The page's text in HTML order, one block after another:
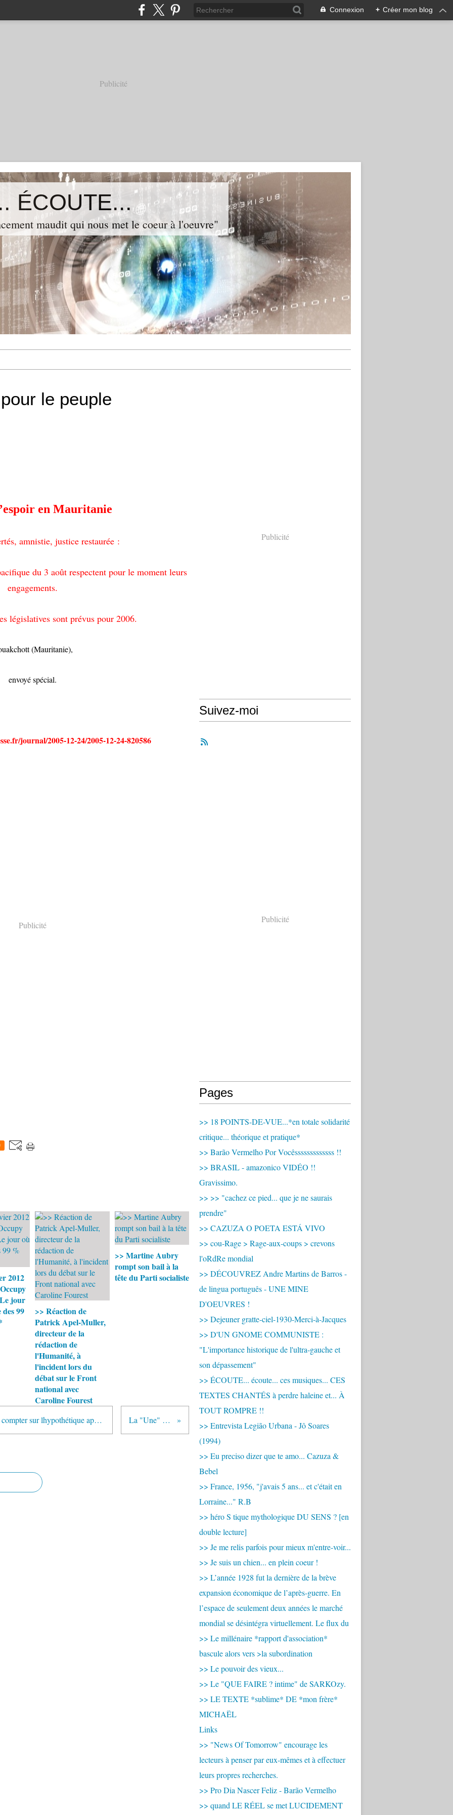
Connexion + Créer mon blog
Publicité
ÉCOUTE...
maudit qui nous met le coeur à l'oeuvre"
le peuple
en Mauritanie
amnistie, justice restaurée :
du 3 août respectent pour le moment leurs
engagements.
législatives sont prévus pour 2006.
(Mauritanie),
envoyé spécial.
journal/2005-12-24/2005-12-24-820586
Publicité
2012
jour
99
>> Réaction de
Patrick Apel-Muller,
directeur de la
rédaction de
l'Humanité, à
l'incident lors du
débat sur le Front
national avec
Caroline Fourest
>> Martine Aubry
rompt son bail à la
tête du Parti socialiste
"Saider les uns les autres avant de compter sur lhypothétique appui du Ciel. CEST DE CELA , chante la tradition communiste, QUE VIENDRA LE SALUT COMMUN" La "Une" de l'Huma du 26 Décembre.
Publicité
Suivez-moi
Publicité
Pages
>> 18 POINTS-DE-VUE...*en totale solidarité
critique... théorique et pratique*
>> Barão Vermelho Por Vocêsssssssssssss !!
>> BRASIL - amazonico VIDÉO !!
Gravissimo.
>> >> "cachez ce pied... que je ne saurais
prendre"
>> CAZUZA O POETA ESTÁ VIVO
>> cou-Rage > Rage-aux-coups > crevons
l'oRdRe mondial
>> DÉCOUVREZ Andre Martins de Barros -
de lingua português - UNE MINE
D'OEUVRES !
>> Dejeuner gratte-ciel-1930-Merci-à-Jacques
>> D'UN GNOME COMMUNISTE :
"L'importance historique de l'ultra-gauche et
son dépassement"
>> ÉCOUTE... écoute... ces musiques... CES
TEXTES CHANTÉS à perdre haleine et... À
TOUT ROMPRE !!
>> Entrevista Legião Urbana - Jô Soares
(1994)
>> Eu preciso dizer que te amo... Cazuza &
Bebel
>> France, 1956, "j'avais 5 ans... et c'était en
Lorraine..." R.B
>> héro S tique mythologique DU SENS ? [en
double lecture]
>> Je me relis parfois pour mieux m'entre-voir...
>> Je suis un chien... en plein coeur !
>> L’année 1928 fut la dernière de la brève
expansion économique de l’après-guerre. En
l’espace de seulement deux années le marché
mondial se désintégra virtuellement. Le flux du
>> Le millénaire *rapport d'association*
bascule alors vers >la subordination
>> Le pouvoir des vieux...
>> Le "QUE FAIRE ? intime" de SARKOzy.
>> LE TEXTE *sublime* DE *mon frère*
MICHAËL
Links
>> "News Of Tomorrow" encourage les
lecteurs à penser par eux-mêmes et à effectuer
leurs propres recherches.
>> Pro Dia Nascer Feliz - Barão Vermelho
>> quand LE RÉEL se met LUCIDEMENT